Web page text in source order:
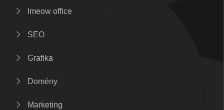
Imeow office
SEO
Grafika
Domény
Marketing